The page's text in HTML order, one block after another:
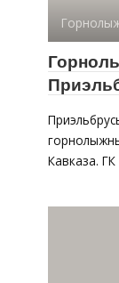
Кавказа. ГК